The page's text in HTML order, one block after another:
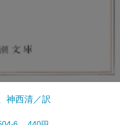
神西清／訳